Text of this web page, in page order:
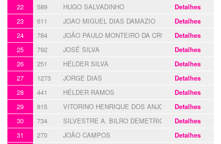
22 589 HUGO SALVADINHO Detalhes
23 611 JOAO MIGUEL DIAS DAMAZIO Detalhes
24 784 JOÃO PAULO MONTEIRO DA CRUZ Detalhes
25 792 JOSÉ SILVA Detalhes
26 251 HÉLDER SILVA Detalhes
27 1273 JORGE DIAS Detalhes
28 441 HÉLDER RAMOS Detalhes
29 815 VITORINO HENRIQUE DOS ANJOS Detalhes
30 734 SILVESTRE A. BILRO DEMETRIO Detalhes
31 270 JOÃO CAMPOS Detalhes